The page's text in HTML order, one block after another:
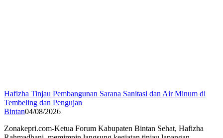
Hafizha Tinjau Pembangunan Sarana Sanitasi dan Air Minum di
Tembeling dan Pengujan
Bintan04/08/2026
Zonakepri.com-Ketua Forum Kabupaten Bintan Sehat, Hafizha